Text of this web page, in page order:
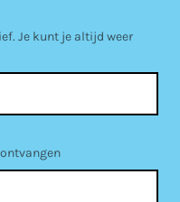
Je kunt je altijd weer